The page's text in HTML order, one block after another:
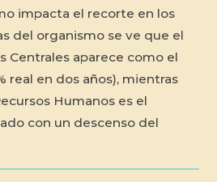
impacta el recorte en los
del organismo se ve que el
Centrales aparece como el
real en dos años), mientras
Humanos es el
con un descenso del